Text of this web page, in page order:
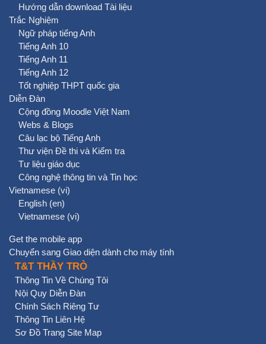
Hướng dẫn download Tài liệu
Trắc Nghiệm
Ngữ pháp tiếng Anh
Tiếng Anh 10
Tiếng Anh 11
Tiếng Anh 12
Tốt nghiệp THPT quốc gia
Diễn Đàn
Cộng đồng Moodle Việt Nam
Webs & Blogs
Câu lạc bộ Tiếng Anh
Thư viện Đề thi và Kiểm tra
Tư liệu giáo dục
Công nghệ thông tin và Tin học
Vietnamese ‎(vi)‎
English ‎(en)‎
Vietnamese ‎(vi)‎
Get the mobile app
Chuyển sang Giao diện dành cho máy tính
T&T THẦY TRÒ
Thông Tin Về Chúng Tôi
Nội Quy Diễn Đàn
Chính Sách Riêng Tư
Thông Tin Liên Hệ
Sơ Đồ Trang Site Map